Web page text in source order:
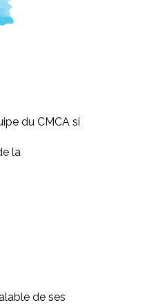
du CMCA si
la
de ses